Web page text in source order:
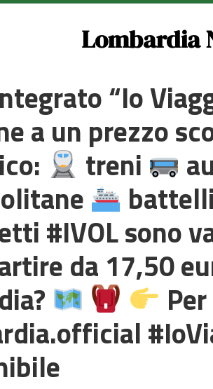
Lombardia
“Io
a un prezzo
treni
#IVOL sono
da 17,50